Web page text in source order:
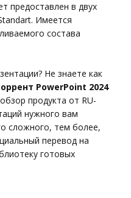
предоставлен в двух
Имеется
состава
Не знаете как
PowerPoint 2024
продукта от RU-
нужного вам
сложного, тем более,
перевод на
готовых